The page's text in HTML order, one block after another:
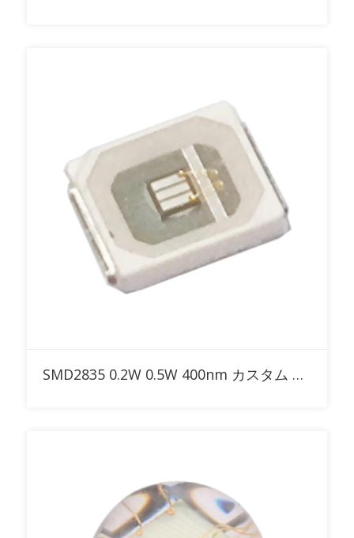
RFQに追加 SMD2835 0.2W 0.5W 400nm カスタム UV LED 特殊効果照明および硬化用